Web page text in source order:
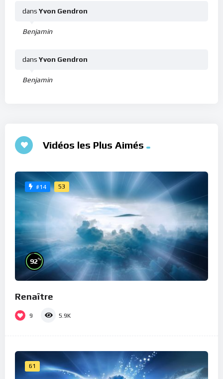
Benjamin
dans Yvon Gendron
Benjamin
dans Yvon Gendron
Vidéos les Plus Aimés
#14 53
92%
Renaître
9 5.9K
61